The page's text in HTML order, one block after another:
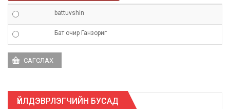
battuvshin
Бат очир Ганзориг
ҮЙЛДЭВРЛЭГЧИЙН БУСАД